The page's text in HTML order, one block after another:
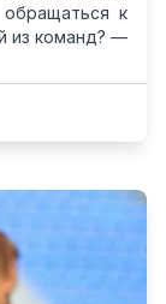
к
из команд? —